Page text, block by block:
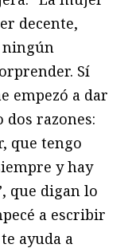
decente,
ningún
Sí
empezó a dar
dos razones:
que tengo
y hay
que digan lo
a escribir
ayuda a